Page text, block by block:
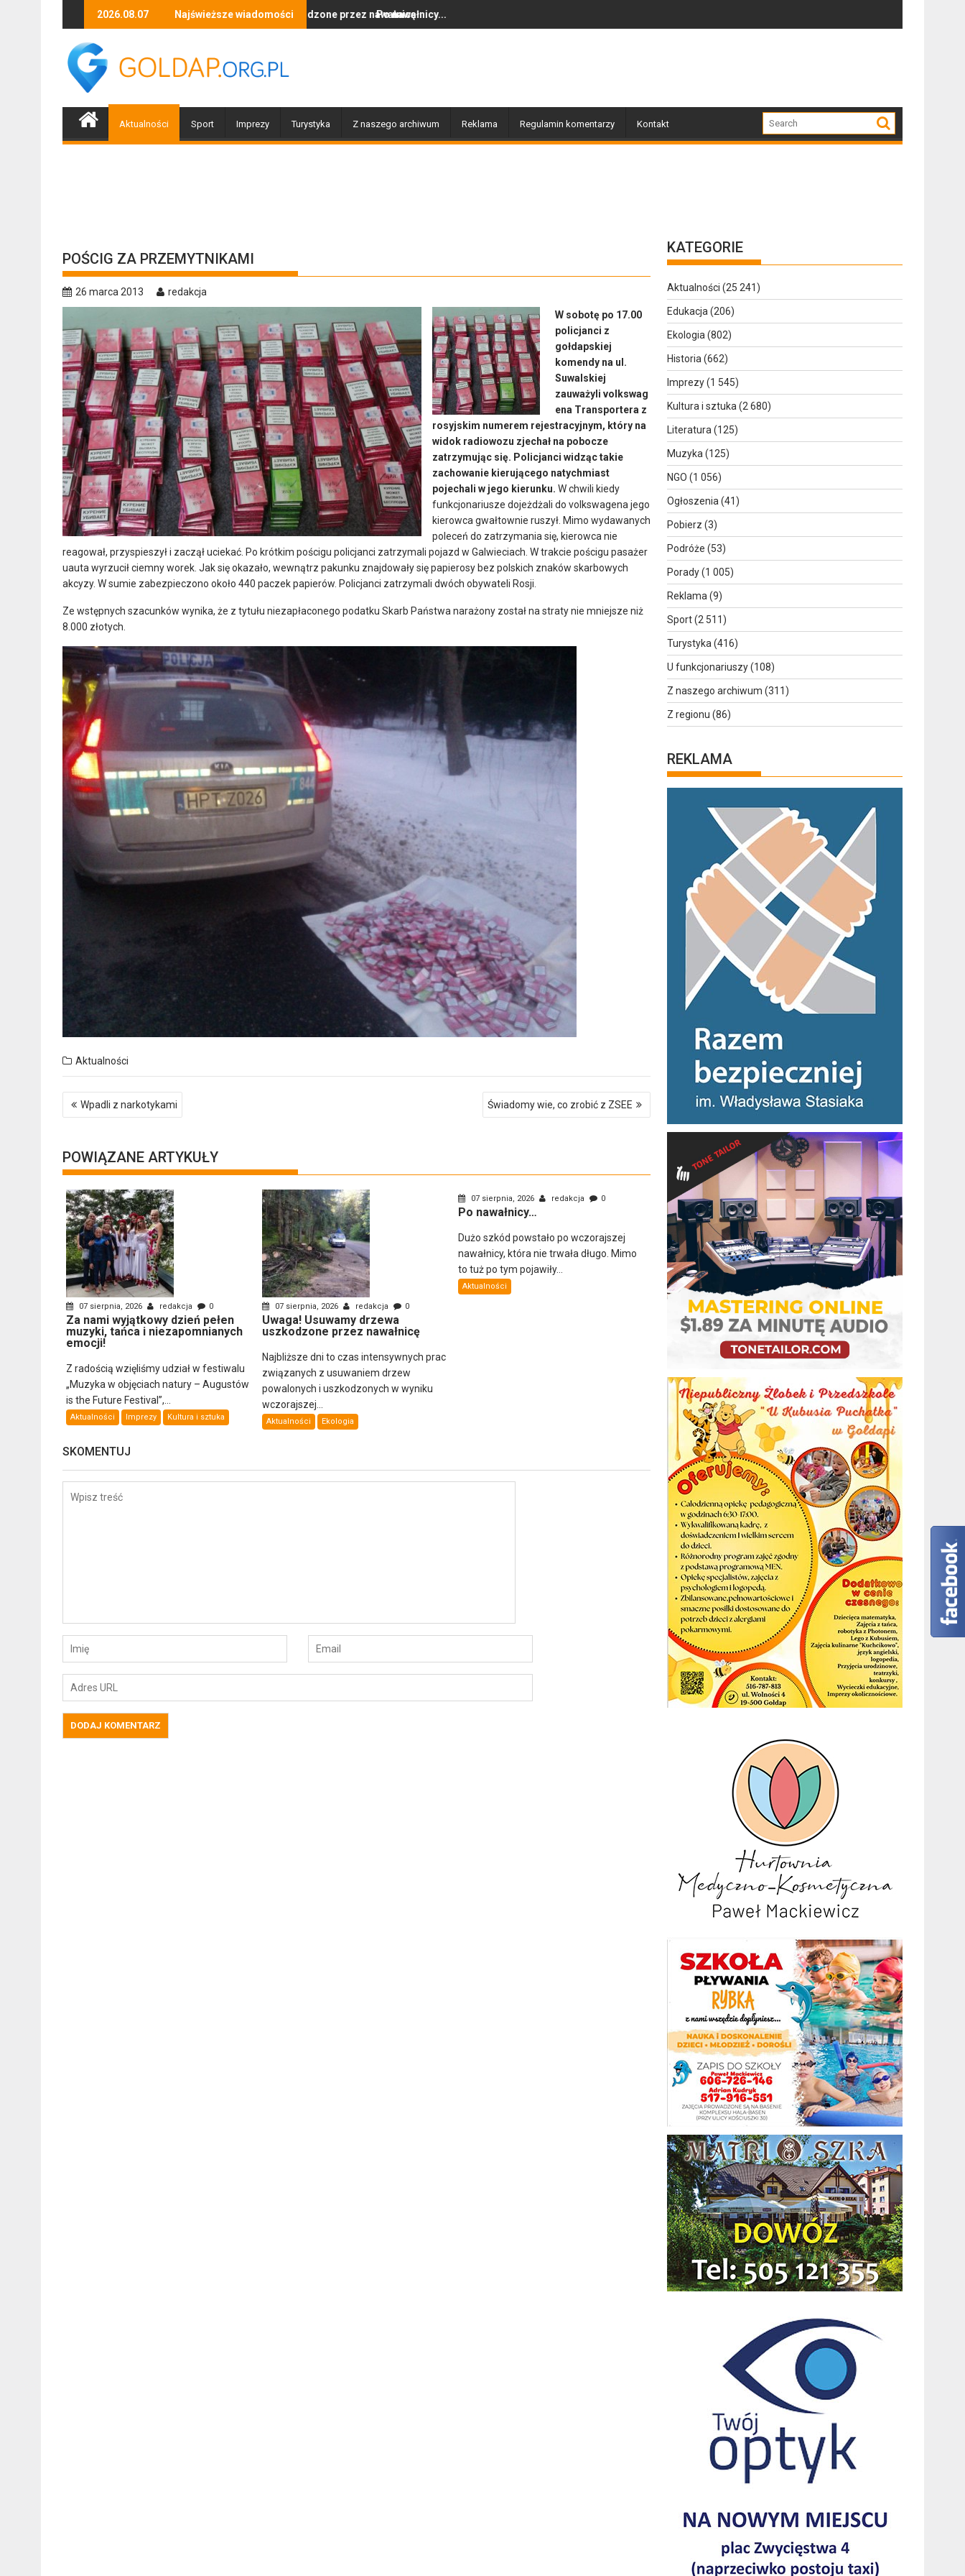
2026.08.07 Najświeższe wiadomości
tańca i niezapomnianych emocji!
Uwaga! Usuwamy drzewa uszkodzone przez nawałnicę
Po nawałnicy...
Aktualności Sport Imprezy Turystyka Z naszego archiwum Reklama Regulamin komentarzy Kontakt
POŚCIG ZA PRZEMYTNIKAMI
26 marca 2013
redakcja
W sobotę po 17.00
policjanci z
gołdapskiej
komendy na ul.
Suwalskiej
zauważyli volkswag
ena Transportera z
rosyjskim numerem rejestracyjnym, który na
widok radiowozu zjechał na pobocze
zatrzymując się. Policjanci widząc takie
zachowanie kierującego natychmiast
pojechali w jego kierunku. W chwili kiedy
funkcjonariusze dojeżdżali do volkswagena jego
kierowca gwałtownie ruszył. Mimo wydawanych
poleceń do zatrzymania się, kierowca nie
reagował, przyspieszył i zaczął uciekać. Po krótkim pościgu policjanci zatrzymali pojazd w Galwieciach. W trakcie pościgu pasażer
uauta wyrzucił ciemny worek. Jak się okazało, wewnątrz pakunku znajdowały się papierosy bez polskich znaków skarbowych
akcyzy. W sumie zabezpieczono około 440 paczek papierów. Policjanci zatrzymali dwóch obywateli Rosji.
Ze wstępnych szacunków wynika, że z tytułu niezapłaconego podatku Skarb Państwa narażony został na straty nie mniejsze niż
8.000 złotych.
Aktualności
Nawigacja
wpisu
Wpadli z narkotykami Świadomy wie, co zrobić z ZSEE
POWIĄZANE ARTYKUŁY
07 sierpnia, 2026 redakcja 0
Za nami wyjątkowy dzień pełen
muzyki, tańca i niezapomnianych
emocji!
Z radością wzięliśmy udział w festiwalu
„Muzyka w objęciach natury – Augustów
is the Future Festival”,...
Aktualności Imprezy Kultura i sztuka
07 sierpnia, 2026 redakcja 0
Uwaga! Usuwamy drzewa
uszkodzone przez nawałnicę
Najbliższe dni to czas intensywnych prac
związanych z usuwaniem drzew
powalonych i uszkodzonych w wyniku
wczorajszej...
Aktualności Ekologia
07 sierpnia, 2026 redakcja 0
Po nawałnicy…
Dużo szkód powstało po wczorajszej
nawałnicy, która nie trwała długo. Mimo
to tuż po tym pojawiły...
Aktualności
SKOMENTUJ
KATEGORIE
Aktualności (25 241)
Edukacja (206)
Ekologia (802)
Historia (662)
Imprezy(1 545)
Kultura i sztuka (2 680)
Literatura (125)
Muzyka (125)
NGO (1 056)
Ogłoszenia (41)
Pobierz (3)
Podróże (53)
Porady(1 005)
Reklama (9)
Sport(2 511)
Turystyka (416)
U funkcjonariuszy(108)
Z naszego archiwum (311)
Z regionu (86)
REKLAMA